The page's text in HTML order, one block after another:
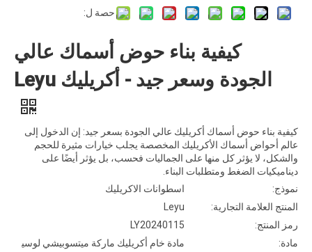
حصة ل:
كيفية بناء حوض أسماك عالي
الجودة وسعر جيد - أكريليك Leyu
كيفية بناء حوض أسماك أكريليك عالي الجودة بسعر جيد: إن الدخول إلى
عالم أحواض أسماك الأكريليك المخصصة يجلب خيارات مثيرة للحجم
والشكل، لا يؤثر كل منها على الجماليات فحسب، بل يؤثر أيضًا على
ديناميكيات الضغط ومتطلبات البناء.
نموذج:
اسطوانات الاكريليك
المنتج العلامة التجارية:
Leyu
رمز المنتج:
LY20240115
مادة:
مادة خام أكريليك ماركة ميتسوبيشي لوسي